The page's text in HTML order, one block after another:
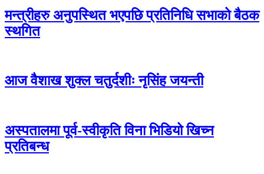
मन्त्रीहरु अनुपस्थित भएपछि प्रतिनिधि सभाको बैठक
स्थगित
आज वैशाख शुक्ल चतुर्दशीः नृसिंह जयन्ती
अस्पतालमा पूर्व-स्वीकृति विना भिडियो खिच्न
प्रतिबन्ध